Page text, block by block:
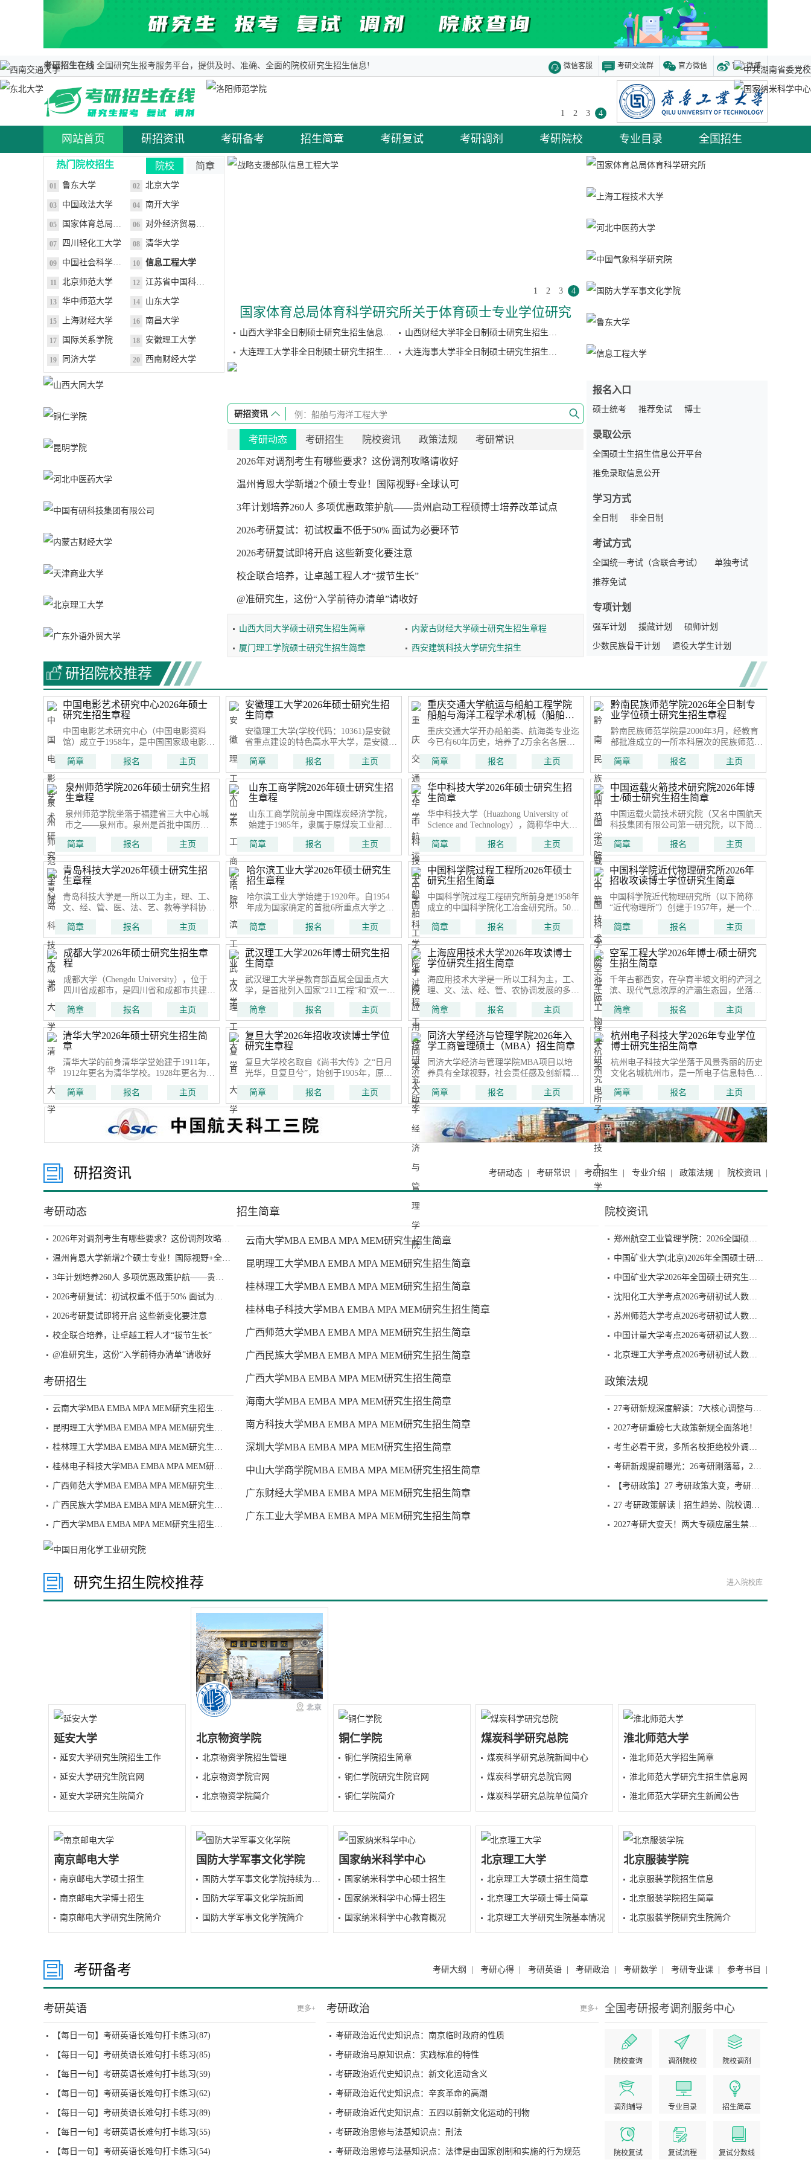
考研招生在线 全国研究生报考服务平台，提供及时、准确、全面的院校研究生招生信息! 官方微博
官方微信
考研交流群
微信客服
1 2 3 4
网站首页 研招资讯 考研备考 招生简章 考研复试 考研调剂 考研院校 专业目录 全国招生
热门院校招生 院校 简章
01 鲁东大学 02 北京大学
03 中国政法大学 04 南开大学
05 国家体育总局体育科学研究所 06 对外经济贸易大学
07 四川轻化工大学 08 清华大学
09 中国社会科学院研究生院 10 信息工程大学
11 北京师范大学 12 江苏省中国科学院植物研究所
13 华中师范大学 14 山东大学
15 上海财经大学 16 南昌大学
17 国际关系学院 18 安徽理工大学
19 同济大学 20 西南财经大学
1 2 3 4
国家体育总局体育科学研究所关于体育硕士专业学位研究
生招生跨专业考生报考条件调整的公告
山西大学非全日制硕士研究生招生信息（2027级） 山西财经大学非全日制硕士研究生招生信息（2027级）
大连理工大学非全日制硕士研究生招生信息（2027级） 大连海事大学非全日制硕士研究生招生信息（2027级）
研招资讯
考研动态 考研招生 院校资讯 政策法规 考研常识
2026年对调剂考生有哪些要求？这份调剂攻略请收好
温州肯恩大学新增2个硕士专业！国际视野+全球认可
3年计划培养260人 多项优惠政策护航——贵州启动工程硕博士培养改革试点
2026考研复试：初试权重不低于50% 面试为必要环节
2026考研复试即将开启 这些新变化要注意
校企联合培养，让卓越工程人才“拔节生长”
@准研究生，这份“入学前待办清单”请收好
华东交通大学硕士研究生招生简章 重庆交通大学博士研究生招生专业目录
中国气象科学研究院硕士研究生招生简章
国地质大学（武汉）招收攻读硕士学位研究生章程
黔南民族师范学院招生简章 喀什大学硕士研究生招生简章
山西大同大学硕士研究生招生简章 内蒙古财经大学硕士研究生招生章程
厦门理工学院硕士研究生招生简章 西安建筑科技大学研究生招生
报名入口
硕士统考 推荐免试 博士
录取公示
全国硕士生招生信息公开平台
推免录取信息公开
学习方式
全日制 非全日制
考试方式
全国统一考试（含联合考试） 单独考试
推荐免试
专项计划
强军计划 援藏计划 硕师计划
少数民族骨干计划 退役大学生计划
研招院校推荐
中国电影艺术研究中心2026年硕士
研究生招生章程
中国电影艺术研究中心（中国电影资料
馆）成立于1958年，是中国国家级电影档
推广机构，为国家电影局直属国家级电影
专业档案馆，接受中国共产党中央委员会
宣传部的领导。
简章 报名 主页
安徽理工大学2026年硕士研究生招
生简章
安徽理工大学(学校代码：10361)是安徽
省重点建设的特色高水平大学，是安徽省
是国家中西部高校基础能力建设工程支持
建设高校，是教育部“卓越工程师教育培
养计划”实施高校。学校淮南校区占地约
3200亩，合肥校区占地340亩。
简章 报名 主页
重庆交通大学航运与船舶工程学院
船舶与海洋工程学术/机械（船舶与
海洋工程方向）专业硕士研究生
重庆交通大学开办船舶类、航海类专业迄
今已有60年历史，培养了2万余名各层次
河海洋航运企事业单位。经过多年的发
展，航运与船舶工程学院已成为我国西南
地区一流的航海和船舶高等教育基地。学
院是中国造船工程学会、中国航海学会理
事单位，是重庆市造船工程学会、重庆市
航海学会、重庆市船舶修造协会副理事长
单位。
简章 报名 主页
黔南民族师范学院2026年全日制专
业学位硕士研究生招生章程
黔南民族师范学院是2000年3月，经教育
部批准成立的一所本科层次的民族师范院
学校接受教育部本科教学工作水平评估获
“良好”等次
简章 报名 主页
泉州师范学院2026年硕士研究生招
生章程
泉州师范学院坐落于福建省三大中心城
市之——泉州市。泉州是首批中国历史
上丝绸之路起点、世界遗产之城。
简章 报名 主页
山东工商学院2026年硕士研究生招
生章程
山东工商学院前身中国煤炭经济学院，
始建于1985年，隶属于原煤炭工业部，
炭经济学院”校名。
简章 报名 主页
华中科技大学2026年硕士研究生招
生简章
华中科技大学（Huazhong University of
Science and Technology），简称华中大、
华人民共和国教育部直属的综合性研究型
全国重点大学、位列国家“双一流” [119]
“985工程”“211工程”、入选“强基计划”
“111计划”
简章 报名 主页
中国运载火箭技术研究院2026年博
士/硕士研究生招生简章
中国运载火箭技术研究院（又名中国航天
科技集团有限公司第一研究院，以下简称
公司，是中国航天事业的发祥地、中国航
天第一个研制基地
简章 报名 主页
青岛科技大学2026年硕士研究生招
生章程
青岛科技大学是一所以工为主，理、工、
文、经、管、医、法、艺、教等学科协调
家“111计划”立项建设单位、山东省“强特
色”高水平大学，被教育部评估为“本科教
学工作水平评估优秀高校”
简章 报名 主页
哈尔滨工业大学2026年硕士研究生
招生章程
哈尔滨工业大学始建于1920年。自1954
年成为国家确定的首批6所重点大学之一
设。1996年成为首批进入国家“211工程”
重点建设的院校
简章 报名 主页
中国科学院过程工程所2026年硕士
研究生招生简章
中国科学院过程工程研究所前身是1958年
成立的中国科学院化工冶金研究所。50多
化工程、材料化工、资源/环境工程等领
域，学科方向由“化工冶金”发展为“过程
工程”。2001年更为现名。
简章 报名 主页
中国科学院近代物理研究所2026年
招收攻读博士学位研究生简章
中国科学院近代物理研究所（以下简称
“近代物理所”）创建于1957年，是一个依
加速器驱动的先进核能系统研究的基地型
研究所。战略定位是建成国际一流的重离
子科学与技术、加速器驱动的先进核能技
术研究基地。
简章 报名 主页
成都大学2026年硕士研究生招生章
程
成都大学（Chengdu University），位于
四川省成都市，是四川省和成都市共建的
育部国防教育特色高校、四川省博士学位
授权立项建设单位
简章 报名 主页
武汉理工大学2026年博士研究生招
生简章
武汉理工大学是教育部直属全国重点大
学，是首批列入国家“211工程”和“双一
部委共建高校。学校办学历史起源于1898
年建立的湖北工艺学堂，办学124年特别
是近70年来
简章 报名 主页
上海应用技术大学2026年攻读博士
学位研究生招生简章
海应用技术大学是一所以工科为主，工、
理、文、法、经、管、农协调发展的多科
研究所自1980年开始招收研究生，1984年
被批准为硕士学位授予点
简章 报名 主页
空军工程大学2026年博士/硕士研究
生招生简章
千年古都西安，在孕育半坡文明的浐河之
滨、现代气息浓厚的浐灞生态园，坐落着
程大学。这里是人民空军高素质新型军事
人才的摇篮，是军事科技创新的重要基地
简章 报名 主页
清华大学2026年硕士研究生招生简
章
清华大学的前身清华学堂始建于1911年，
1912年更名为清华学校。1928年更名为国
南迁长沙，与北京大学、南开大学组建国
立长沙临时大学，1938年迁至昆明改名为
国立西南联合大学。1946年迁回清华园，
设有文、法、理、工、农等5个学院、26
简章 报名 主页
复旦大学2026年招收攻读博士学位
研究生章程
复旦大学校名取自《尚书大传》之“日月
光华，旦复旦兮”，始创于1905年，原名
国人自主创办的第一所高等院校。上海医
科大学前身是1927年创办的国立第四中山
大学医学院。
简章 报名 主页
同济大学经济与管理学院2026年入
学工商管理硕士（MBA）招生简章
同济大学经济与管理学院MBA项目以培
养具有全球视野，社会责任感及创新精
可持续发展的业界领袖和精英为目标，历
经29个年头，呈现出国际化、专业化、实
简章 报名 主页
杭州电子科技大学2026年专业学位
博士研究生招生简章
杭州电子科技大学坐落于风景秀丽的历史
文化名城杭州市，是一所电子信息特色突
管、文、法、艺等多学科相互渗透的教学
研究型大学。
简章 报名 主页
研招资讯 考研动态 考研常识 考研招生 专业介绍 政策法规 院校资讯
考研动态
2026年对调剂考生有哪些要求？这份调剂攻略请收好
温州肯恩大学新增2个硕士专业！国际视野+全球认可
3年计划培养260人 多项优惠政策护航——贵州启动工程硕博士培养改革试点
2026考研复试：初试权重不低于50% 面试为必要环节
2026考研复试即将开启 这些新变化要注意
校企联合培养，让卓越工程人才“拔节生长”
@准研究生，这份“入学前待办清单”请收好
考研招生
云南大学MBA EMBA MPA MEM研究生招生简章
昆明理工大学MBA EMBA MPA MEM研究生招生简章
桂林理工大学MBA EMBA MPA MEM研究生招生简章
桂林电子科技大学MBA EMBA MPA MEM研究生招生简章
广西师范大学MBA EMBA MPA MEM研究生招生简章
广西民族大学MBA EMBA MPA MEM研究生招生简章
广西大学MBA EMBA MPA MEM研究生招生简章
招生简章
云南大学MBA EMBA MPA MEM研究生招生简章
昆明理工大学MBA EMBA MPA MEM研究生招生简章
桂林理工大学MBA EMBA MPA MEM研究生招生简章
桂林电子科技大学MBA EMBA MPA MEM研究生招生简章
广西师范大学MBA EMBA MPA MEM研究生招生简章
广西民族大学MBA EMBA MPA MEM研究生招生简章
广西大学MBA EMBA MPA MEM研究生招生简章
海南大学MBA EMBA MPA MEM研究生招生简章
南方科技大学MBA EMBA MPA MEM研究生招生简章
深圳大学MBA EMBA MPA MEM研究生招生简章
中山大学商学院MBA EMBA MPA MEM研究生招生简章
广东财经大学MBA EMBA MPA MEM研究生招生简章
广东工业大学MBA EMBA MPA MEM研究生招生简章
院校资讯
郑州航空工业管理学院：2026全国硕士研究生招生考试初试成绩查询通知
中国矿业大学(北京)2026年全国硕士研究生招生考试初试成绩查询公告
中国矿业大学2026年全国硕士研究生招生考试初试成绩查询公告
沈阳化工大学考点2026考研初试人数：1454人
苏州师范大学考点2026考研初试人数：6756人
中国计量大学考点2026考研初试人数：2700人
北京理工大学考点2026考研初试人数：4092人
政策法规
27考研新规深度解读：7大核心调整与高效备考指南
2027考研重磅七大政策新规全面落地！
考生必看干货，多所名校拒绝校外调剂，27 届考研备考一定要换思路
考研新规提前曝光：26考研刚落幕，27届又将面临更严限制
【考研政策】27 考研政策大变，考研的风向逐渐变了
27 考研政策解读｜招生趋势、院校调整与专业选择指南
2027考研大变天！两大专硕应届生禁报，这些专业直接 “封神”
研究生招生院校推荐 进入院校库
延安大学
延安大学研究生院招生工作
延安大学研究生院官网
延安大学研究生院简介
北京物资学院
北京物资学院招生管理
北京物资学院官网
北京物资学院简介
铜仁学院
铜仁学院招生简章
铜仁学院研究生院官网
铜仁学院简介
煤炭科学研究总院
煤炭科学研究总院新闻中心
煤炭科学研究总院官网
煤炭科学研究总院单位简介
淮北师范大学
淮北师范大学招生简章
淮北师范大学研究生招生信息网
淮北师范大学研究生新闻公告
南京邮电大学
南京邮电大学硕士招生
南京邮电大学博士招生
南京邮电大学研究生院简介
国防大学军事文化学院
国防大学军事文化学院持续为基层松绑减负
国防大学军事文化学院新闻
国防大学军事文化学院简介
国家纳米科学中心
国家纳米科学中心硕士招生
国家纳米科学中心博士招生
国家纳米科学中心教育概况
北京理工大学
北京理工大学硕士招生简章
北京理工大学硕士博士简章
北京理工大学研究生院基本情况
北京服装学院
北京服装学院招生信息
北京服装学院招生简章
北京服装学院研究生院简介
考研备考 考研大纲 考研心得 考研英语 考研政治 考研数学 考研专业课 参考书目
考研政治 更多+
考研政治近代史知识点：南京临时政府的性质
考研政治马原知识点：实践标准的特性
考研政治近代史知识点：新文化运动含义
考研政治近代史知识点：辛亥革命的高潮
考研政治近代史知识点：五四以前新文化运动的刊物
考研政治思修与法基知识点：刑法
考研政治思修与法基知识点：法律是由国家创制和实施的行为规范
考研英语 更多+
【每日一句】考研英语长难句打卡练习(87)
【每日一句】考研英语长难句打卡练习(85)
【每日一句】考研英语长难句打卡练习(59)
【每日一句】考研英语长难句打卡练习(62)
【每日一句】考研英语长难句打卡练习(89)
【每日一句】考研英语长难句打卡练习(55)
【每日一句】考研英语长难句打卡练习(54)
全国考研报考调剂服务中心
院校查询 调剂院校 院校调剂
调剂辅导 专业目录 招生简章
院校复试 复试流程 复试分数线
× ×